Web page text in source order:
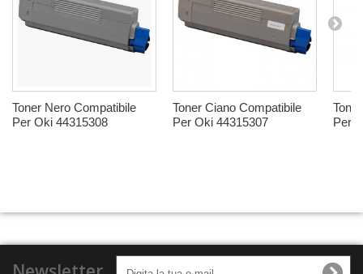
Toner Nero Compatibile
Per Oki 44315308
Toner Ciano Compatibile
Per Oki 44315307
Per